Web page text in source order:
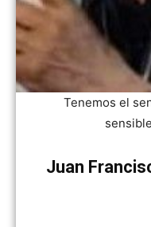
Tenemos el
Juan